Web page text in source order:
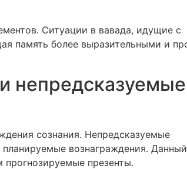
Ситуации в вавада, идущие с
память более выразительными и
непредсказуемые
сознания. Непредсказуемые
вознаграждения.
прогнозируемые презенты.